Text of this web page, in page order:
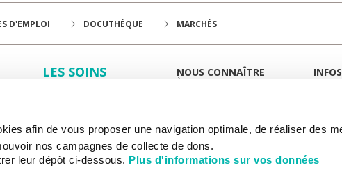
afin de vous proposer une navigation optimale, de réaliser des
nos campagnes de collecte de dons.
leur dépôt ci-dessous. Plus d'informations sur vos données
D'EMPLOI DOCUTHÈQUE MARCHÉS
LES SOINS
NOUS SOUTENIR
NOUS CONNAÎTRE
À LA UNE
PLAN STRATÉGIQUE 2030
DÉPARTEMENTS
HÔPITAL DE CHEVILLY-LARUE
RAPPORTS D'ACTIVITÉ